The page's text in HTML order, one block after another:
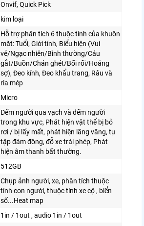
Onvif, Quick Pick
kim loại
Hỗ trợ phân tích 6 thuộc tính của khuôn
mặt: Tuổi, Giới tính, Biểu hiện (Vui
vẻ/Ngạc nhiên/Bình thường/Cáu
gắt/Buồn/Chán ghét/Bối rối/Hoảng
sợ), Đeo kính, Đeo khẩu trang, Râu và
ria mép
Micro
Đếm người qua vạch và đếm người
trong khu vực, Phát hiện vật thể bị bỏ
rơi / bị lấy mất, phát hiện lãng vãng, tụ
tập đám đông, đỗ xe trái phép, Phát
hiện âm thanh bất thường.
512GB
Chụp ảnh người, xe, phân tích thuộc
tính con người, thuộc tính xe cộ , biển
số...Heat map
1in / 1out , audio 1in / 1out